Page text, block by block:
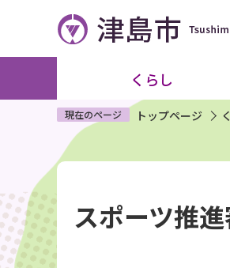
ペ
ジ
す
くらし
現在のページ トップページ
文
こ
こ
か
スポーツ推